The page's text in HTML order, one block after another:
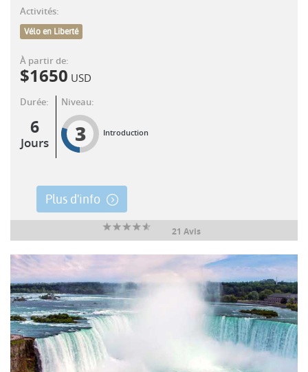
Activités:
Vélo en Liberté
À partir de:
$1650 USD
Durée:
6
Jours
Niveau:
3 Introduction
Plus d'info
21 Avis